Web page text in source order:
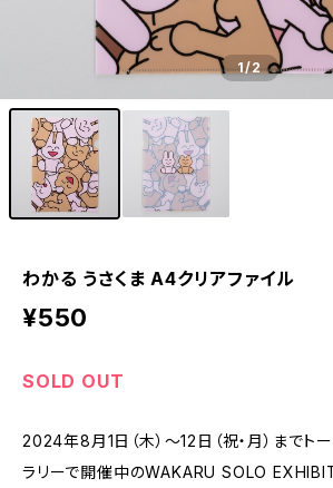
1/2
わかる うさくま A4クリアファイル
¥550
SOLD OUT
2024年8月1日（木）～12日（祝・月）までト
ラリーで開催中のWAKARU SOLO